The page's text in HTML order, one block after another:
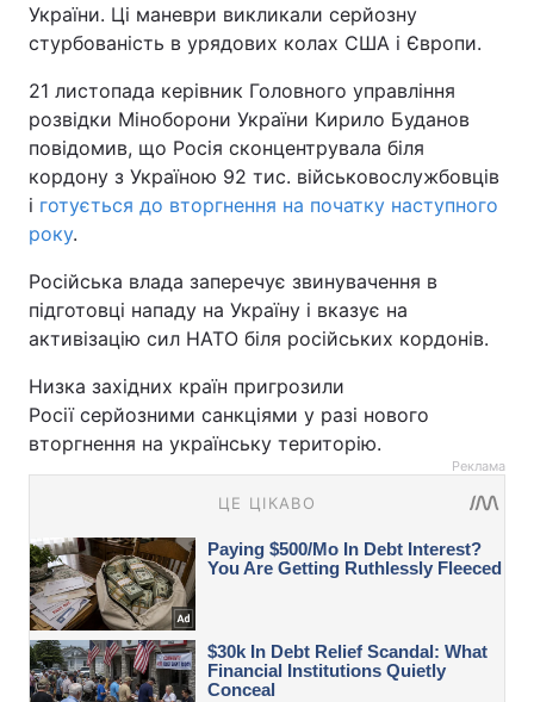
України. Ці маневри викликали серйозну
стурбованість в урядових колах США і Європи.
21 листопада керівник Головного управління
розвідки Міноборони України Кирило Буданов
повідомив, що Росія сконцентрувала біля
кордону з Україною 92 тис. військовослужбовців
і готується до вторгнення на початку наступного
року.
Російська влада заперечує звинувачення в
підготовці нападу на Україну і вказує на
активізацію сил НАТО біля російських кордонів.
Низка західних країн пригрозили
Росії серйозними санкціями у разі нового
вторгнення на українську територію.
Реклама